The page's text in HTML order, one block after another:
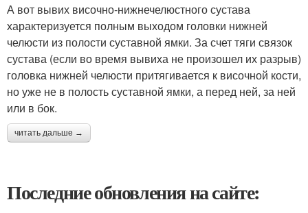
А вот вывих височно-нижнечелюстного сустава
характеризуется полным выходом головки нижней
челюсти из полости суставной ямки. За счет тяги связок
сустава (если во время вывиха не произошел их разрыв)
головка нижней челюсти притягивается к височной кости,
но уже не в полость суставной ямки, а перед ней, за ней
или в бок.
читать дальше →
Последние обновления на сайте: